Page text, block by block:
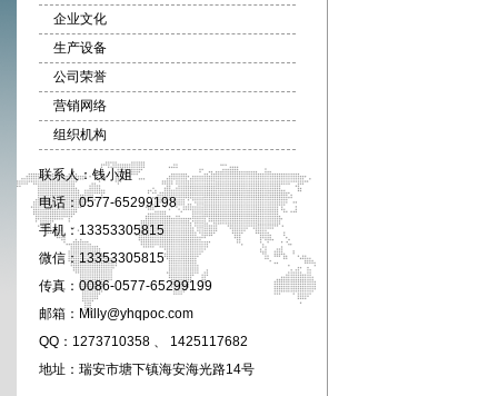
企业文化
生产设备
公司荣誉
营销网络
组织机构
联系人：钱小姐
电话：0577-65299198
手机：13353305815
微信：13353305815
传真： 0086-0577-65299199
邮箱： Milly@yhqpoc.com
QQ： 1273710358 、 1425117682
地址： 瑞安市塘下镇海安海光路14号